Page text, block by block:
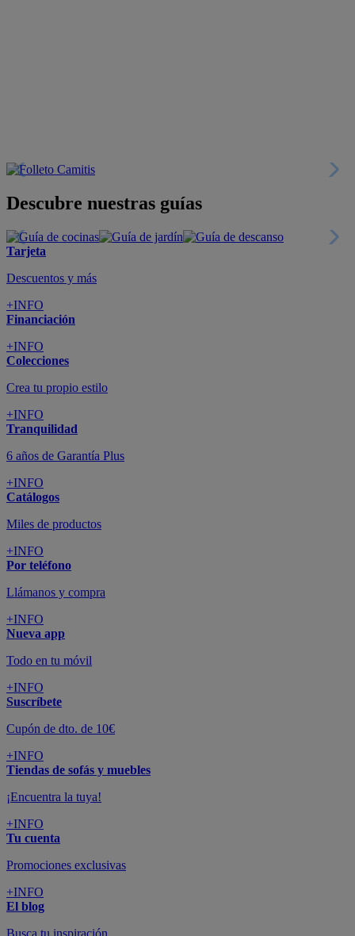
Descubre nuestras guías
Tarjeta
Descuentos y más
+INFO
Financiación
+INFO
Colecciones
Crea tu propio estilo
+INFO
Tranquilidad
6 años de Garantía Plus
+INFO
Catálogos
Miles de productos
+INFO
Por teléfono
Llámanos y compra
+INFO
Nueva app
Todo en tu móvil
+INFO
Suscríbete
Cupón de dto. de 10€
+INFO
Tiendas de sofás y muebles
¡Encuentra la tuya!
+INFO
Tu cuenta
Promociones exclusivas
+INFO
El blog
Busca tu inspiración